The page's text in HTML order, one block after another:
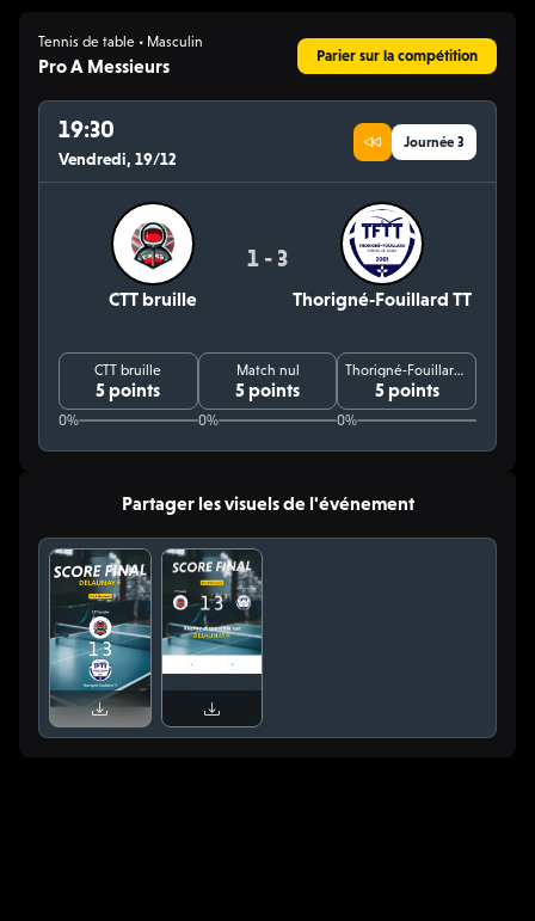
Tennis de table • Masculin
Pro A Messieurs Parier sur la compétition
19:30
Vendredi, 19/12
Journée 3
CTT bruille
1 - 3
Thorigné‑Fouillard TT
CTT bruille
5 points
0%
Match nul
5 points
0%
Thorigné‑Fouillard TT
5 points
0%
Partager les visuels de l'événement